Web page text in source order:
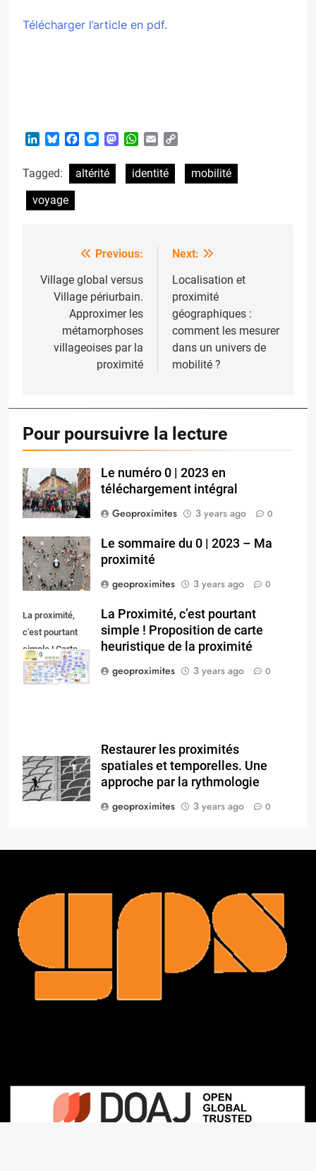
Télécharger l’article en pdf.
LinkedInBlueskyFacebook
Messenger
Mastodon
WhatsApp
Email
Tagged: altérité identité
mobilité
voyage
navigation
Previous:
Village global versus
Village périurbain.
Approximer les
métamorphoses
villageoises par la
proximité
Next:
Localisation et
proximité
géographiques :
comment les mesurer
dans un univers de
mobilité ?
Pour poursuivre la lecture
Le numéro 0 | 2023 en
téléchargement intégral
Geoproximites
3 years ago 0
Le sommaire du 0 | 2023 – Ma
proximité
geoproximites
3 years ago 0
La proximité,
c'est pourtant
simple ! Carte
heuristique.
La Proximité, c’est pourtant
simple ! Proposition de carte
heuristique de la proximité
geoproximites
3 years ago 0
Restaurer les proximités
spatiales et temporelles. Une
approche par la rythmologie
geoproximites
3 years ago 0